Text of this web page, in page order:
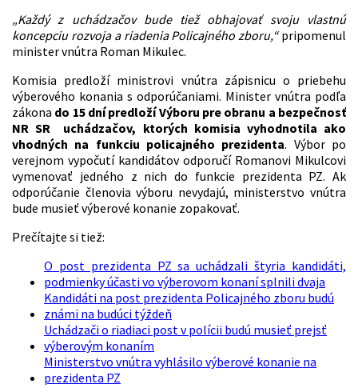
„Každý z uchádzačov bude tiež obhajovať svoju vlastnú
koncepciu rozvoja a riadenia Policajného zboru,“pripomenul
minister vnútra Roman Mikulec.
Komisia predloží ministrovi vnútra zápisnicu o priebehu
výberového konania s odporúčaniami. Minister vnútra podľa
zákona do 15 dní predloží Výboru pre obranu a bezpečnosť
NR SR uchádzačov, ktorých komisia vyhodnotila ako
vhodných na funkciu policajného prezidenta. Výbor po
verejnom vypočutí kandidátov odporučí Romanovi Mikulcovi
vymenovať jedného z nich do funkcie prezidenta PZ. Ak
odporúčanie členovia výboru nevydajú, ministerstvo vnútra
bude musieť výberové konanie zopakovať.
Prečítajte si tiež:
O post prezidenta PZ sa uchádzali štyria kandidáti,
podmienky účasti vo výberovom konaní splnili dvaja
Kandidáti na post prezidenta Policajného zboru budú
známi na budúci týždeň
Uchádzači o riadiaci post v polícii budú musieť prejsť
výberovým konaním
Ministerstvo vnútra vyhlásilo výberové konanie na
prezidenta PZ